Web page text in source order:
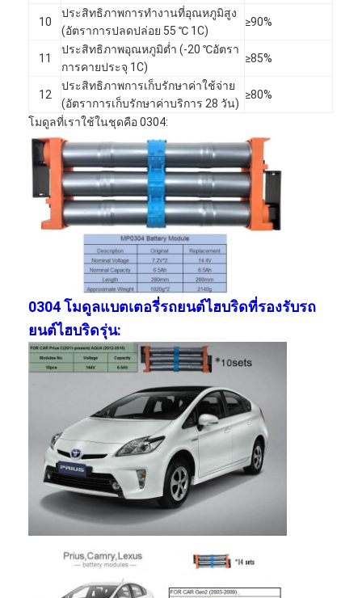
ทัวร์โรงงาน
ควบคุมคุณภาพ
ติดต่อเรา
ข่าว
คุยตอนนี้
แบตเตอรี่ลิเธียม LiFePO4
แบตเตอรี่ลิเธียมไอออนแบบชาร์จไฟได้
แบตเตอรี่ลิเธียมโพลิเมอร์
แบตเตอรี่สำรองพลังงาน
แบตเตอรี่แบบชาร์จไฟได้ NIMH
NiCd แบตเตอรี่แบบชาร์จไฟได้
เครื่องชาร์จแบตเตอรี่ LCD
ชุดแบตเตอรี่ Nimh
Nicd Battery Packs
ชุดแบตเตอรี่ลิเธียมไอออน
แบตเตอรี่ไฟฉายแบบชาร์จไฟได้
10
ประสิทธิภาพการทำงานที่อุณหภูมิสูง
(อัตราการปลดปล่อย 55 ℃ 1C)
≥90%
11
ประสิทธิภาพอุณหภูมิต่ำ (-20 ℃อัตรา
การคายประจุ 1C)
≥85%
12
ประสิทธิภาพการเก็บรักษาค่าใช้จ่าย
(อัตราการเก็บรักษาค่าบริการ 28 วัน)
≥80%
โมดูลที่เราใช้ในชุดคือ 0304:
0304 โมดูลแบตเตอรี่รถยนต์ไฮบริดที่รองรับรถ
ยนต์ไฮบริดรุ่น: